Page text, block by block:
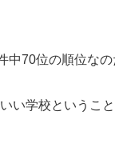
中70位の順位なの
い学校というこ